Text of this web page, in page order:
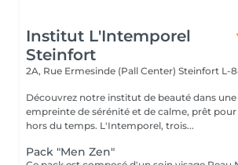
Institut L'Intemporel
Steinfort
2A, Rue Ermesinde (Pall Center) Steinfort L-
Découvrez notre institut de beauté dans
empreinte de sérénité et de calme, prêt
hors du temps. L'Intemporel, trois...
Pack "Men Zen"